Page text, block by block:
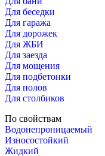
Для беседки
Для гаража
Для дорожек
Для ЖБИ
Для заезда
Для мощения
Для подбетонки
Для полов
Для столбиков
По свойствам
Водонепроницаемый
Износостойкий
Жидкий